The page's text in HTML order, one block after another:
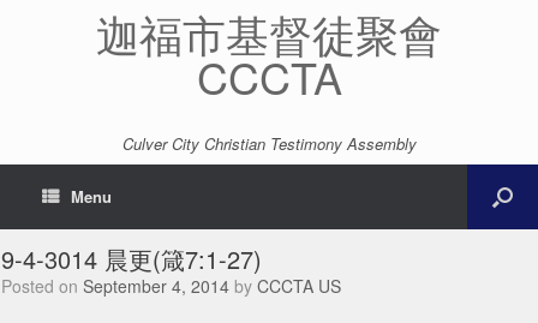
迦福市基督徒聚會
CCCTA
Culver City Christian Testimony Assembly
Menu
9-4-3014 晨更(箴7:1-27)
Posted on September 4, 2014 by CCCTA US